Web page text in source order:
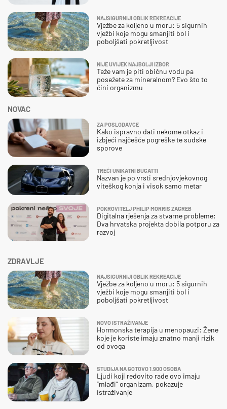
ZDRAVLJE
NAJSIGURNIJI OBLIK REKREACIJE
Vježbe za koljeno u moru: 5 sigurnih
vježbi koje mogu smanjiti bol i
poboljšati pokretljivost
NOVO ISTRAŽIVANJE
Hormonska terapija u menopauzi: Žene
koje je koriste imaju znatno manji rizik
od ovoga
STUDIJA NA GOTOVO 1.900 OSOBA
Ljudi koji redovito rade ovo imaju
“mlađi” organizam, pokazuje
istraživanje
NOVAC
ZA POSLODAVCE
Kako ispravno dati nekome otkaz i
izbjeći najčešće pogreške te sudske
sporove
TREĆI UNIKATNI BUGATTI
Nazvan je po vrsti srednjovjekovnog
viteškog konja i visok samo metar
POKROVITELJ PHILIP MORRIS ZAGREB
Digitalna rješenja za stvarne probleme:
Dva hrvatska projekta dobila potporu za
razvoj
NAJSIGURNIJI OBLIK REKREACIJE
Vježbe za koljeno u moru: 5 sigurnih
vježbi koje mogu smanjiti bol i
poboljšati pokretljivost
NIJE UVIJEK NAJBOLJI IZBOR
Teže vam je piti običnu vodu pa
posežete za mineralnom? Evo što to
čini organizmu